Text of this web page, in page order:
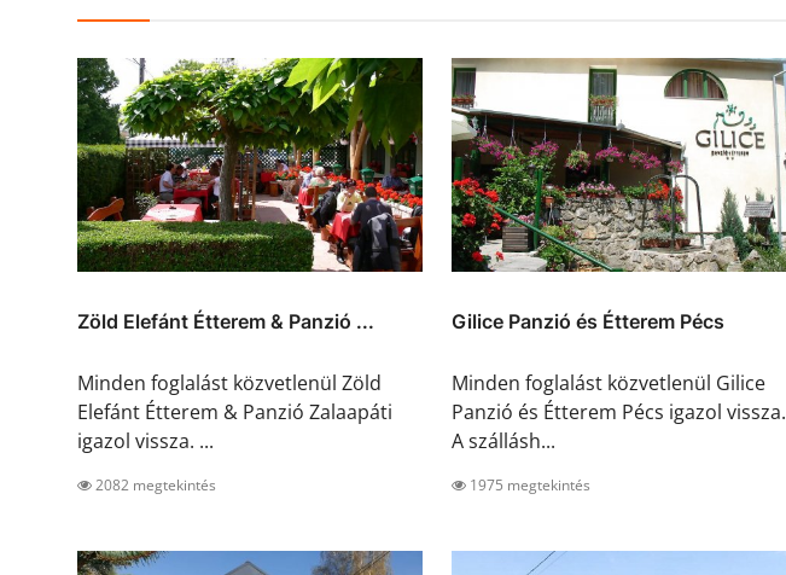
Zöld Elefánt Étterem & Panzió ...
Minden foglalást közvetlenül Zöld
Elefánt Étterem & Panzió Zalaapáti
igazol vissza. ...
2082 megtekintés
Gilice Panzió és Étterem Pécs
Minden foglalást közvetlenül Gilice
Panzió és Étterem Pécs igazol vissza.
A szállásh...
1975 megtekintés